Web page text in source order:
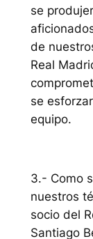
se
de
Real
se
equipo.
3.- Como
nuestros
socio del
Santiago